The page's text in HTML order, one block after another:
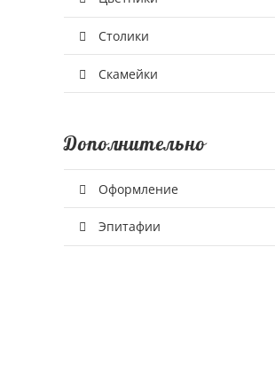
Столики
Скамейки
Дополнительно
Оформление
Эпитафии